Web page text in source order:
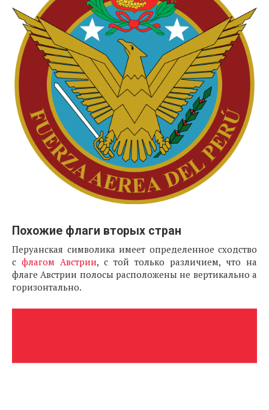
Похожие флаги вторых стран
Перуанская символика имеет определенное сходство
с флагом Австрии, с той только различием, что на
флаге Австрии полосы расположены не вертикально а
горизонтально.